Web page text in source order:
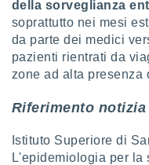
della sorveglianza
soprattutto nei mesi
da parte dei medici
pazienti rientrati da
zone ad alta presenza
Riferimento notizia
Istituto Superiore di
L'epidemiologia per